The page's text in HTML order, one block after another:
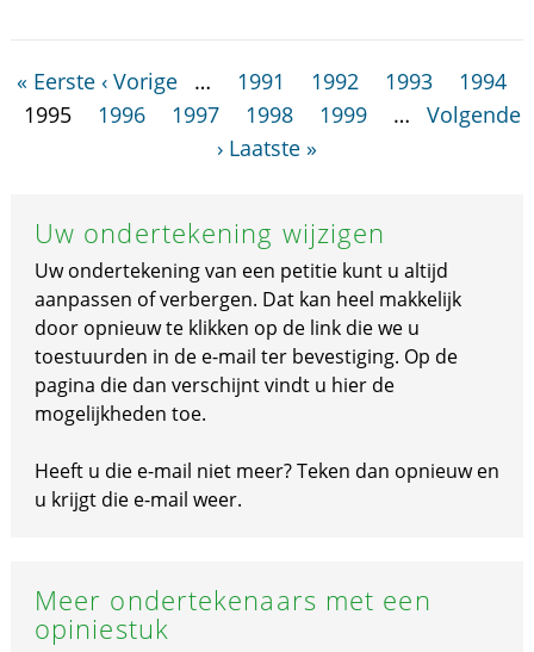
« Eerste ‹ Vorige … 1991 1992 1993
1994
1995
1996 1997 1998 1999 …
Volgende
› Laatste »
Uw ondertekening wijzigen
Uw ondertekening van een petitie kunt u altijd
aanpassen of verbergen. Dat kan heel makkelijk
door opnieuw te klikken op de link die we u
toestuurden in de e-mail ter bevestiging. Op de
pagina die dan verschijnt vindt u hier de
mogelijkheden toe.
Heeft u die e-mail niet meer? Teken dan opnieuw en
u krijgt die e-mail weer.
Meer ondertekenaars met een
opiniestuk